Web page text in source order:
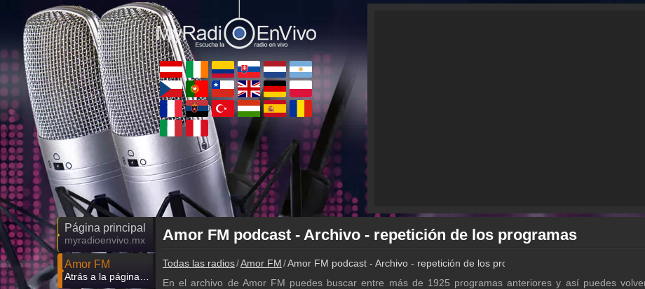
Página principal
myradioenvivo.mx
Amor FM
Amor FM podcast - Archivo - repetición de los programas
Todas las radios Amor FM Amor FM podcast - Archivo - repetición de los programas
En el archivo de Amor FM puedes buscar entre más de 1925 programas anteriores y así puedes